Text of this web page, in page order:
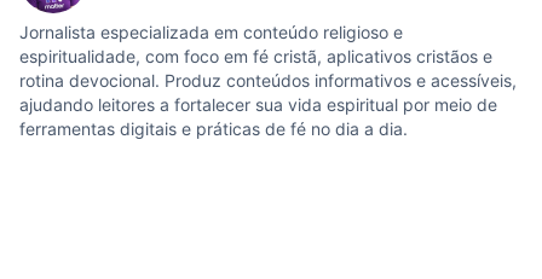
Jornalista especializada em conteúdo religioso e
espiritualidade, com foco em fé cristã, aplicativos cristãos e
rotina devocional. Produz conteúdos informativos e acessíveis,
ajudando leitores a fortalecer sua vida espiritual por meio de
ferramentas digitais e práticas de fé no dia a dia.